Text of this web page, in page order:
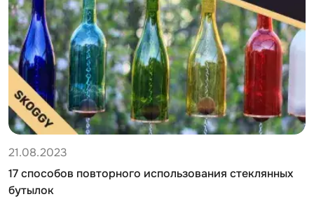
21.08.2023
17 способов повторного использования стеклянных
бутылок